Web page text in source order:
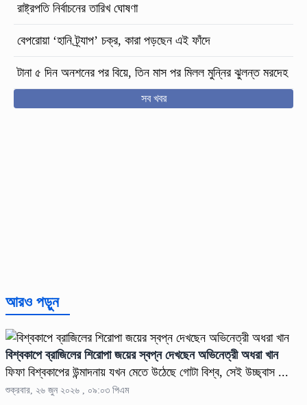
রাষ্ট্রপতি নির্বাচনের তারিখ ঘোষণা
বেপরোয়া ‘হানি ট্র্যাপ’ চক্র, কারা পড়ছেন এই ফাঁদে
টানা ৫ দিন অনশনের পর বিয়ে, তিন মাস পর মিলল মুন্নির ঝুলন্ত মরদেহ
সব খবর
আরও পড়ুন
বিশ্বকাপে ব্রাজিলের শিরোপা জয়ের স্বপ্ন দেখছেন অভিনেত্রী অধরা খান
ফিফা বিশ্বকাপের উন্মাদনায় যখন মেতে উঠেছে গোটা বিশ্ব, সেই উচ্ছ্বাস ...
শুক্রবার, ২৬ জুন ২০২৬ , ০৯:০৩ পিএম